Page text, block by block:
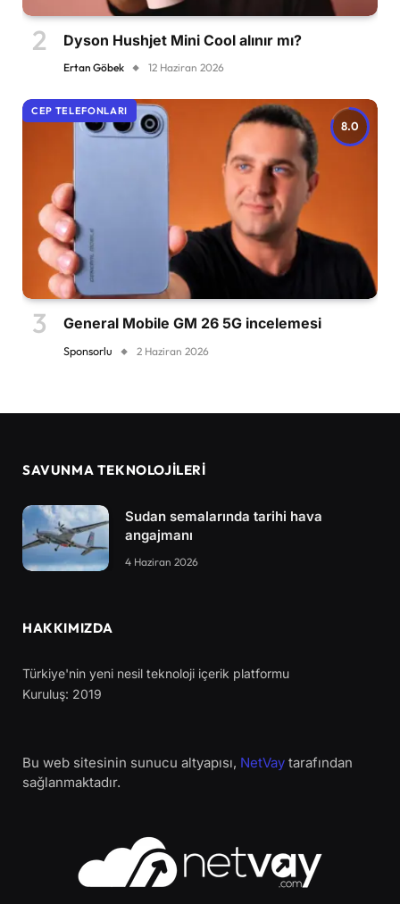
Dyson Hushjet Mini Cool alınır mı?
Ertan Göbek 12 Haziran 2026
8.0
CEP TELEFONLARI
General Mobile GM 26 5G incelemesi
Sponsorlu 2 Haziran 2026
SAVUNMA TEKNOLOJİLERİ
Sudan semalarında tarihi hava
angajmanı
4 Haziran 2026
HAKKIMIZDA
Türkiye'nin yeni nesil teknoloji içerik platformu
Kuruluş: 2019
Bu web sitesinin sunucu altyapısı, NetVay tarafından
sağlanmaktadır.